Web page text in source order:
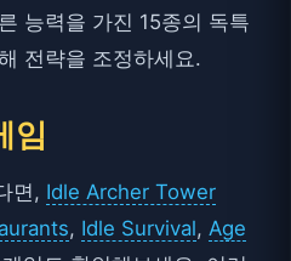
능력을 가진 15종의 독특
전략을 조정하세요.
임
면, Idle Archer Tower
, Idle Survival, Age